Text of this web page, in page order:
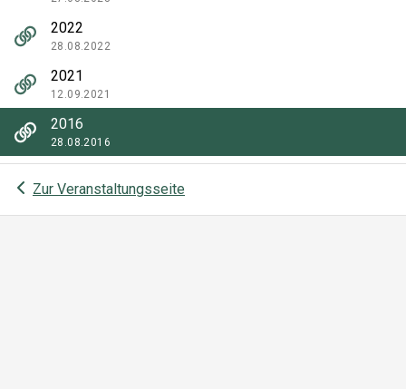
2022
28.08.2022
2021
12.09.2021
2016
28.08.2016
Zur Veranstaltungsseite